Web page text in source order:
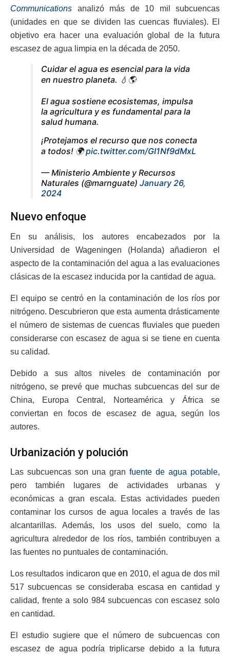
Communications analizó más de 10 mil subcuencas
(unidades en que se dividen las cuencas fluviales). El
objetivo era hacer una evaluación global de la futura
escasez de agua limpia en la década de 2050.
Cuidar el agua es esencial para la vida
en nuestro planeta. 💧🌎
El agua sostiene ecosistemas, impulsa
la agricultura y es fundamental para la
salud humana.
¡Protejamos el recurso que nos conecta
a todos! 🌍pic.twitter.com/GI1Nf9dMxL
— Ministerio Ambiente y Recursos
Naturales (@marnguate) January 26,
2024
Nuevo enfoque
En su análisis, los autores encabezados por la
Universidad de Wageningen (Holanda) añadieron el
aspecto de la contaminación del agua a las evaluaciones
clásicas de la escasez inducida por la cantidad de agua.
El equipo se centró en la contaminación de los ríos por
nitrógeno. Descubrieron que esta aumenta drásticamente
el número de sistemas de cuencas fluviales que pueden
considerarse con escasez de agua si se tiene en cuenta
su calidad.
Debido a sus altos niveles de contaminación por
nitrógeno, se prevé que muchas subcuencas del sur de
China, Europa Central, Norteamérica y África se
conviertan en focos de escasez de agua, según los
autores.
Urbanización y polución
Las subcuencas son una gran fuente de agua potable,
pero también lugares de actividades urbanas y
económicas a gran escala. Estas actividades pueden
contaminar los cursos de agua locales a través de las
alcantarillas. Además, los usos del suelo, como la
agricultura alrededor de los ríos, también contribuyen a
las fuentes no puntuales de contaminación.
Los resultados indicaron que en 2010, el agua de dos mil
517 subcuencas se consideraba escasa en cantidad y
calidad, frente a solo 984 subcuencas con escasez solo
en cantidad.
El estudio sugiere que el número de subcuencas con
escasez de agua podría triplicarse debido a la futura